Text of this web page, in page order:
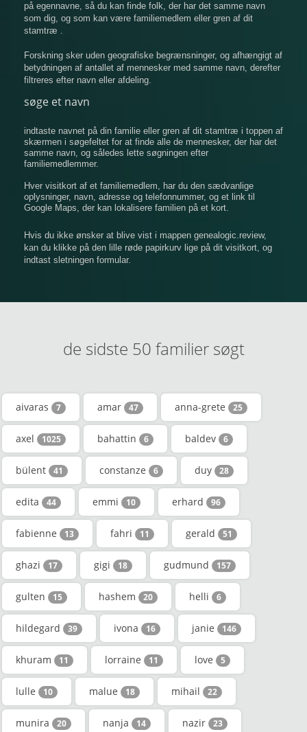
på egennavne, så du kan finde folk, der har det samme navn
som dig, og som kan være familiemedlem eller gren af ​​dit
stamtræ .
Forskning sker uden geografiske begrænsninger, og afhængigt af
betydningen af ​​antallet af mennesker med samme navn, derefter
filtreres efter navn eller afdeling.
søge et navn
indtaste navnet på din familie eller gren af ​​dit stamtræ i toppen af
​​skærmen i søgefeltet for at finde alle de mennesker, der har det
samme navn, og således lette søgningen efter
familiemedlemmer.
Hver visitkort af et familiemedlem, har du den sædvanlige
oplysninger, navn, adresse og telefonnummer, og et link til
Google Maps, der kan lokalisere familien på et kort.
Hvis du ikke ønsker at blive vist i mappen genealogic.review,
kan du klikke på den lille røde papirkurv lige på dit visitkort, og
indtast sletningen formular.
de sidste 50 familier søgt
aivaras 7 amar 47 anna-grete 25
axel 1025 bahattin 6 baldev 6
bülent 41 constanze 6 duy 28
edita 44 emmi 10 erhard 96
fabienne 13 fahri 11 gerald 51
ghazi 17 gigi 18 gudmund 157
gulten 15 hashem 20 helli 6
hildegard 39 ivona 16 janie 146
khuram 11 lorraine 11 love 5
lulle 10 malue 18 mihail 22
munira 20 nanja 14 nazir 23